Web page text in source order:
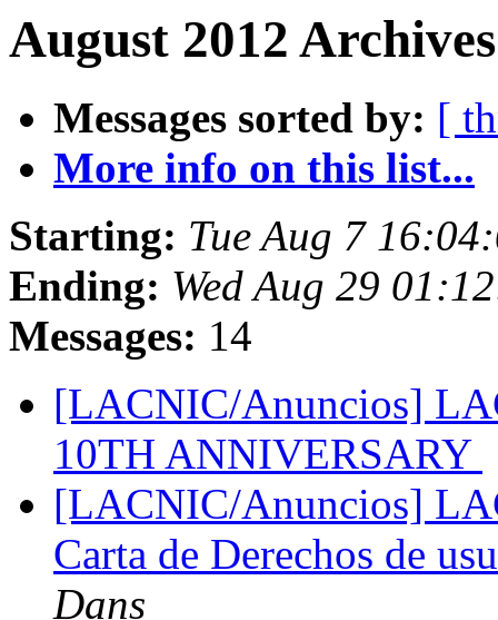
August 2012
Messages sorted by: [
More info on this list...
Starting: Tue Aug 7
Ending: Wed Aug 29
Messages: 14
[LACNIC/Anuncios]
10TH ANNIVERSARY
[LACNIC/Anuncios]
Carta de Derechos de
Dans